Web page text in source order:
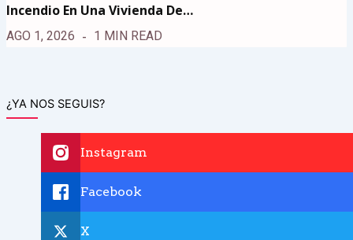
Incendio En Una Vivienda De…
AGO 1, 2026 1 MIN READ
¿YA NOS SEGUIS?
Instagram
Facebook
X